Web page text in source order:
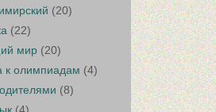
(20)
(22)
мир (20)
к олимпиадам (4)
(8)